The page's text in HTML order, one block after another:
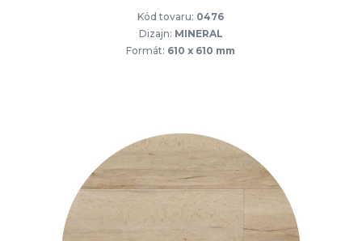
Kód tovaru: 0476
Dizajn: MINERAL
Formát: 610 x 610 mm